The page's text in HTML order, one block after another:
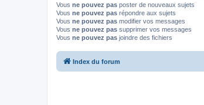
Vous ne pouvez pas poster de nouveaux sujets
Vous ne pouvez pas répondre aux sujets
Vous ne pouvez pas modifier vos messages
Vous ne pouvez pas supprimer vos messages
Vous ne pouvez pas joindre des fichiers
Index du forum